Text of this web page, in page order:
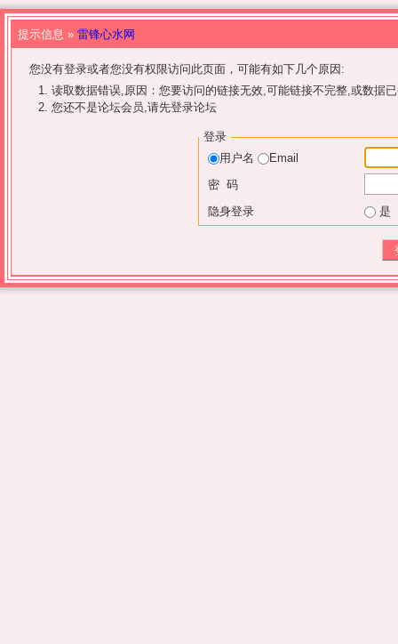
提示信息 » 雷锋心水网
您没有登录或者您没有权限访问此页面，可能有如下几个原因:
读取数据错误,原因：您要访问的链接无效,可能链接不完整,或数据
您还不是论坛会员,请先登录论坛
登录
用户名
Email
密 码
隐身登录